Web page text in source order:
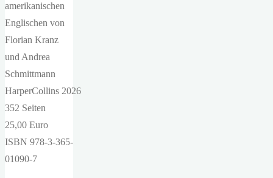
amerikanischen
Englischen von
Florian Kranz
und Andrea
Schmittmann
HarperCollins 2026
352 Seiten
25,00 Euro
ISBN 978-3-365-
01090-7